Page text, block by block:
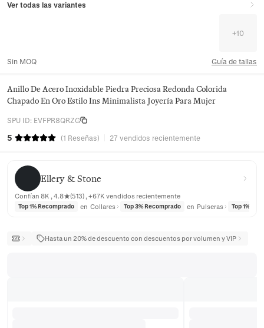
Ver todas las variantes
+10
Sin MOQ Guía de tallas
Anillo De Acero Inoxidable Piedra Preciosa Redonda Colorida
Chapado En Oro Estilo Ins Minimalista Joyería Para Mujer
SPU ID: EVFPR8QRZG
5 (1 Reseñas) 27 vendidos recientemente
Ellery & Stone
Ellery & Stone
Confían 8K , 4.8★(513) , +67K vendidos recientemente
Top 1% Recomprado en Collares Top 3% Recomprado en Pulseras Top 1%
Hasta un 20% de descuento con descuentos por volumen y VIP